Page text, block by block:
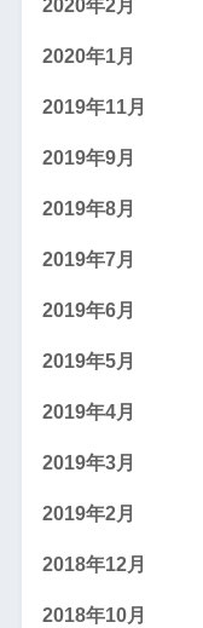
2020年2月
2020年1月
2019年11月
2019年9月
2019年8月
2019年7月
2019年6月
2019年5月
2019年4月
2019年3月
2019年2月
2018年12月
2018年10月